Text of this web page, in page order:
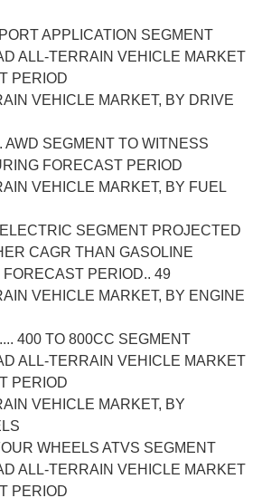
APPLICATION SEGMENT
ALL-TERRAIN VEHICLE MARKET
PERIOD
MARKET, BY DRIVE
SEGMENT TO WITNESS
FORECAST PERIOD
MARKET, BY FUEL
SEGMENT PROJECTED
CAGR THAN GASOLINE
PERIOD.. 49
MARKET, BY ENGINE
400 TO 800CC SEGMENT
ALL-TERRAIN VEHICLE MARKET
PERIOD
VEHICLE MARKET, BY
WHEELS ATVS SEGMENT
ALL-TERRAIN VEHICLE MARKET
PERIOD